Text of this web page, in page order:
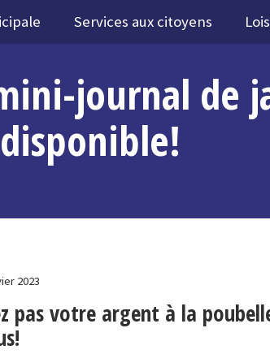
Services aux citoyens
journal de
2023
pas votre argent à la